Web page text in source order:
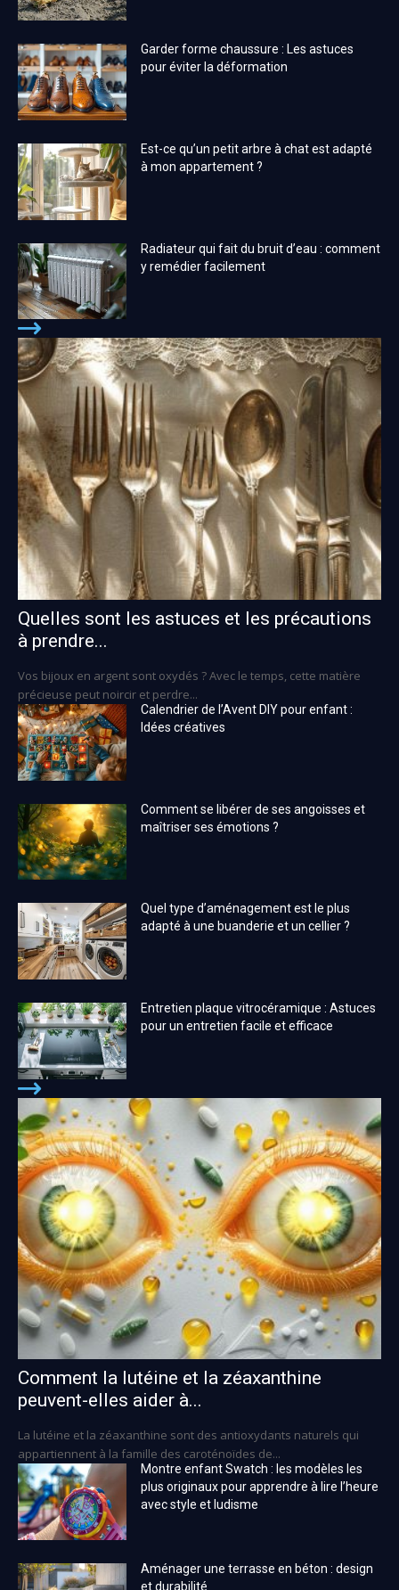
Garder forme chaussure : Les astuces
pour éviter la déformation
Est-ce qu’un petit arbre à chat est adapté
à mon appartement ?
Radiateur qui fait du bruit d’eau : comment
y remédier facilement
Quelles sont les astuces et les précautions
à prendre...
Vos bijoux en argent sont oxydés ? Avec le temps, cette matière
précieuse peut noircir et perdre...
Calendrier de l’Avent DIY pour enfant :
Idées créatives
Comment se libérer de ses angoisses et
maîtriser ses émotions ?
Quel type d’aménagement est le plus
adapté à une buanderie et un cellier ?
Entretien plaque vitrocéramique : Astuces
pour un entretien facile et efficace
Comment la lutéine et la zéaxanthine
peuvent-elles aider à...
La lutéine et la zéaxanthine sont des antioxydants naturels qui
appartiennent à la famille des caroténoïdes de...
Montre enfant Swatch : les modèles les
plus originaux pour apprendre à lire l’heure
avec style et ludisme
Aménager une terrasse en béton : design
et durabilité